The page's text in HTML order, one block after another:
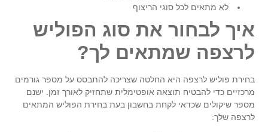
לא מתאים לכל סוגי הריצוף
איך לבחור את סוג הפוליש
לרצפה שמתאים לך?
בחירת פוליש לרצפה היא החלטה שצריכה להתבסס על מספר גורמים
מרכזיים כדי להבטיח תוצאה אופטימלית שתחזיק לאורך זמן. ישנם
מספר שיקולים שכדאי לקחת בחשבון בעת בחירת הפוליש המתאים
לרצפה שלך: